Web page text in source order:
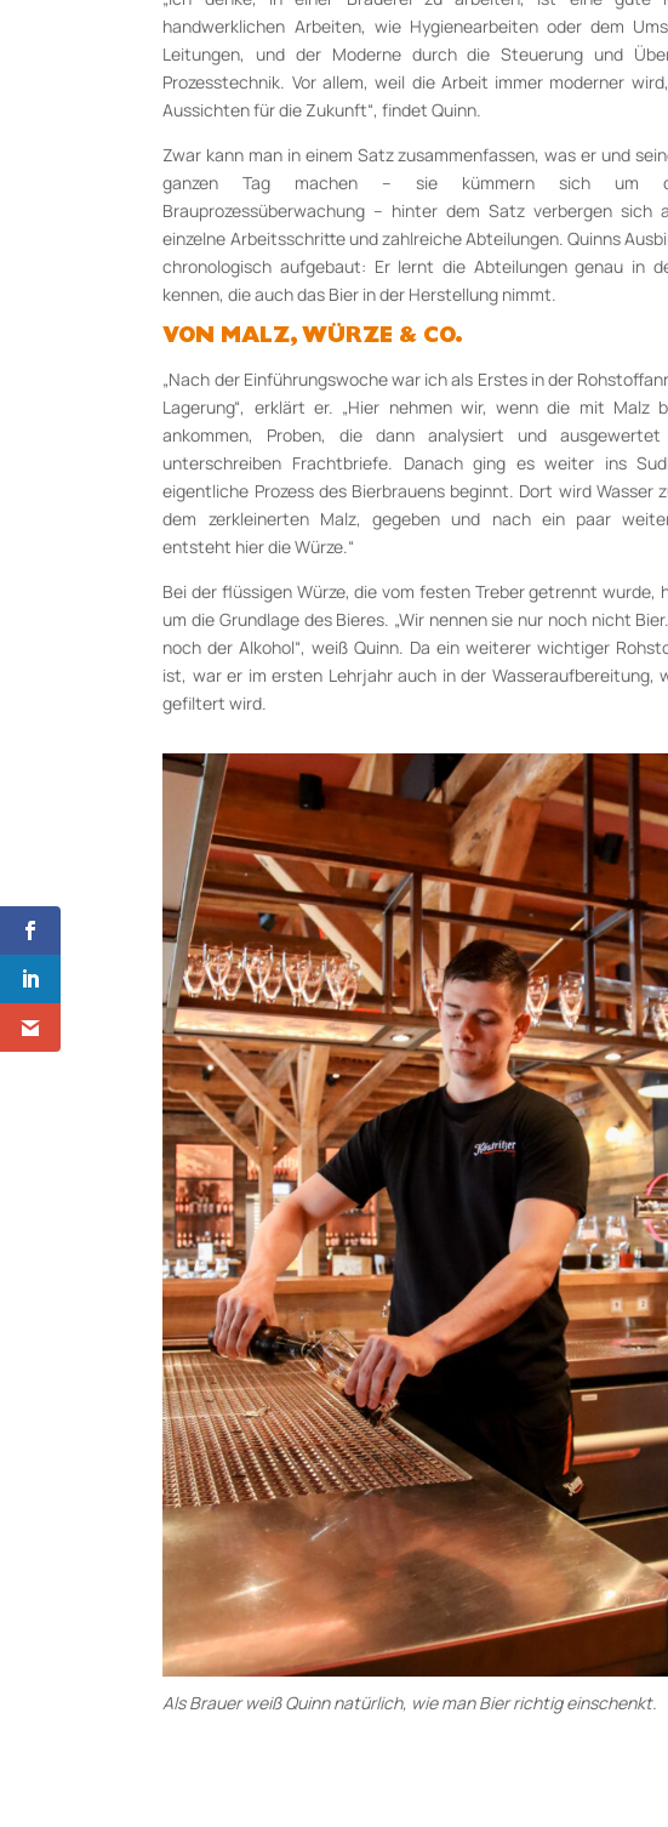
handwerklichen Arbeiten, wie Hygienearbeiten oder dem
Leitungen, und der Moderne durch die Steuerung und
Prozesstechnik. Vor allem, weil die Arbeit immer moderner
Aussichten für die Zukunft“, findet Quinn.
Zwar kann man in einem Satz zusammenfassen, was er und
ganzen Tag machen – sie kümmern sich um
Brauprozessüberwachung – hinter dem Satz verbergen sich
einzelne Arbeitsschritte und zahlreiche Abteilungen. Quinns
chronologisch aufgebaut: Er lernt die Abteilungen genau in
kennen, die auch das Bier in der Herstellung nimmt.
VON MALZ, WÜRZE & CO.
„Nach der Einführungswoche war ich als Erstes in der
Lagerung“, erklärt er. „Hier nehmen wir, wenn die mit Malz
ankommen, Proben, die dann analysiert und
unterschreiben Frachtbriefe. Danach ging es weiter ins
eigentliche Prozess des Bierbrauens beginnt. Dort wird Wasser
dem zerkleinerten Malz, gegeben und nach ein paar
entsteht hier die Würze.“
Bei der flüssigen Würze, die vom festen Treber getrennt wurde,
um die Grundlage des Bieres. „Wir nennen sie nur noch nicht
noch der Alkohol“, weiß Quinn. Da ein weiterer wichtiger
ist, war er im ersten Lehrjahr auch in der Wasseraufbereitung,
gefiltert wird.
Als Brauer weiß Quinn natürlich, wie man Bier richtig einschenkt.